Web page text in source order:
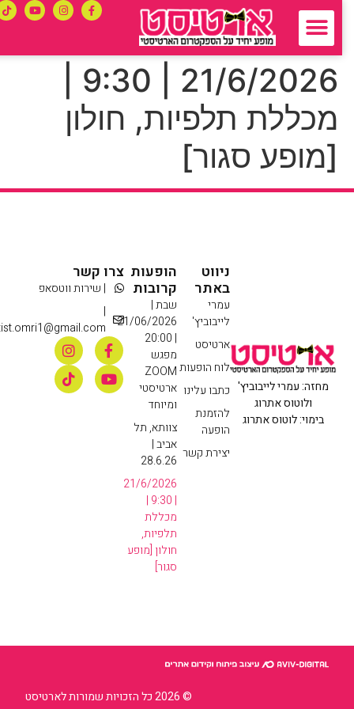
21/6/2026 | 9:30 |
מכללת תלפיות, חולון
[מופע סגור]
מחזה: עמרי לייבוביץ'
ולוטוס אתרוג
בימוי: לוטוס אתרוג
צרו קשר
| שירות ווטסאפ
|
artist.omri1@gmail.com
הופעות
קרובות
שבת |
21/06/2026
| 20:00
מפגש
ZOOM
ארטיסטי
ומיוחד
צוותא, תל
אביב |
28.6.26
21/6/2026
| 9:30 |
מכללת
תלפיות,
חולון [מופע
סגור]
ניווט
באתר
עמרי
לייבוביץ'
ארטיסט
לוח הופעות
כתבו עלינו
להזמנת
הופעה
יצירת קשר